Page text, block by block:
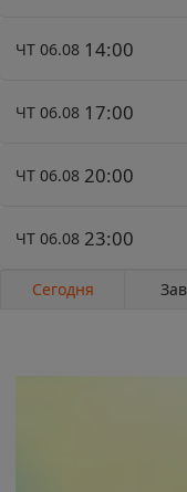
ЧТ 06.08 14:00
ЧТ 06.08 17:00
ЧТ 06.08 20:00
ЧТ 06.08 23:00
Сегодня